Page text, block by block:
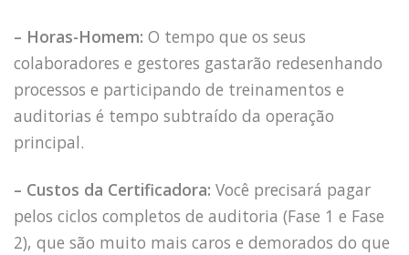
– Horas-Homem: O tempo que os seus
colaboradores e gestores gastarão redesenhando
processos e participando de treinamentos e
auditorias é tempo subtraído da operação
principal.
– Custos da Certificadora: Você precisará pagar
pelos ciclos completos de auditoria (Fase 1 e Fase
2), que são muito mais caros e demorados do que